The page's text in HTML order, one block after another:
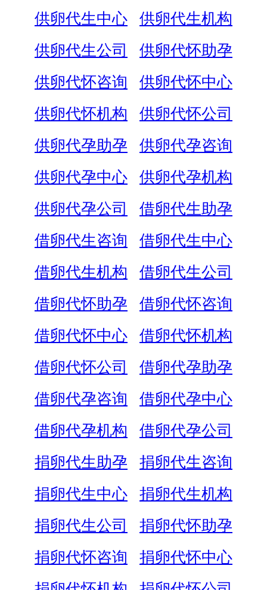
供卵代生中心
供卵代生机构
供卵代生公司
供卵代怀助孕
供卵代怀咨询
供卵代怀中心
供卵代怀机构
供卵代怀公司
供卵代孕助孕
供卵代孕咨询
供卵代孕中心
供卵代孕机构
供卵代孕公司
借卵代生助孕
借卵代生咨询
借卵代生中心
借卵代生机构
借卵代生公司
借卵代怀助孕
借卵代怀咨询
借卵代怀中心
借卵代怀机构
借卵代怀公司
借卵代孕助孕
借卵代孕咨询
借卵代孕中心
借卵代孕机构
借卵代孕公司
捐卵代生助孕
捐卵代生咨询
捐卵代生中心
捐卵代生机构
捐卵代生公司
捐卵代怀助孕
捐卵代怀咨询
捐卵代怀中心